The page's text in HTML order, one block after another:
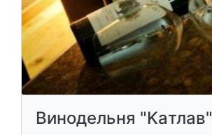
Винодельня "Kaтлав"